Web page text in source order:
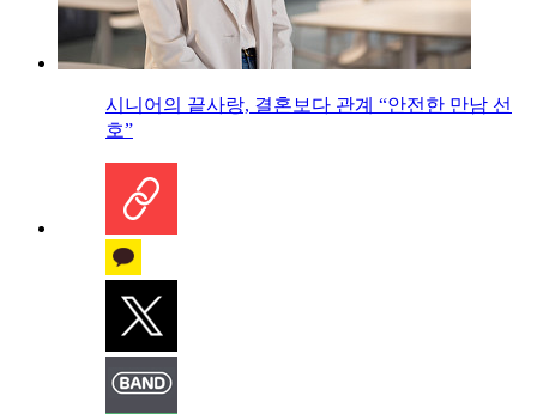
시니어의 끝사랑, 결혼보다 관계 “안전한 만남 선
호”